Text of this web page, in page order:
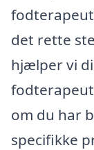
det rette
hjælper vi
om du har
specifikke